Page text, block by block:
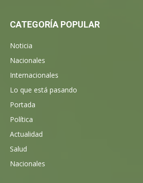
CATEGORÍA POPULAR
Noticia
Nacionales
Internacionales
Lo que está pasando
Portada
Política
Actualidad
Salud
Nacionales